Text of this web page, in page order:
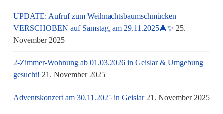
UPDATE: Aufruf zum Weihnachtsbaumschmücken –
VERSCHOBEN auf Samstag, am 29.11.2025🎄✨ 25.
November 2025
2-Zimmer-Wohnung ab 01.03.2026 in Geislar & Umgebung
gesucht! 21. November 2025
Adventskonzert am 30.11.2025 in Geislar 21. November 2025